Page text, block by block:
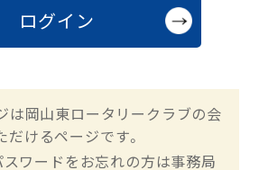
岡山東ロータリークラブの会
けるページです。
ワードをお忘れの方は事務局